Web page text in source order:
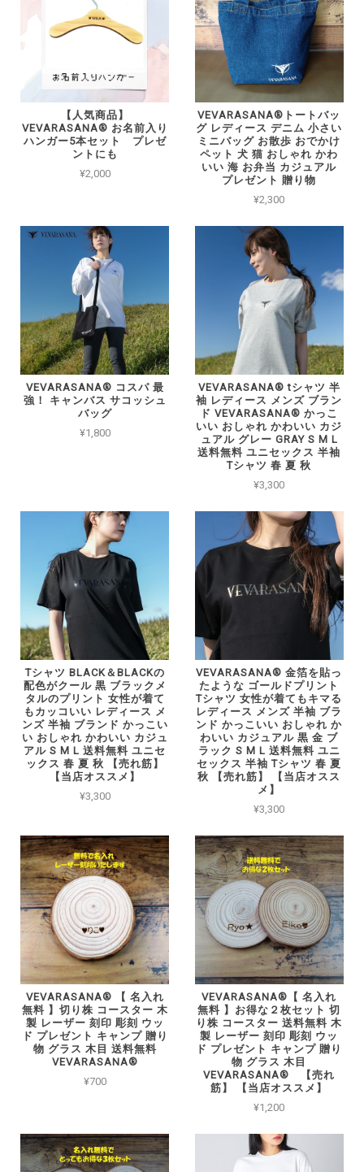
【人気商品】
VEVARASANA®︎ お名前入り
ハンガー5本セット プレゼ
ントにも
¥2,000
VEVARASANA®︎トートバッ
グ レディース デニム 小さい
ミニバッグ お散歩 おでかけ
ペット 犬 猫 おしゃれ かわ
いい 海 お弁当 カジュアル
プレゼント 贈り物
¥2,300
VEVARASANA®︎ コスパ 最
強！ キャンバス サコッシュ
バッグ
¥1,800
VEVARASANA®︎ tシャツ 半
袖 レディース メンズ ブラン
ド VEVARASANA® かっこ
いい おしゃれ かわいい カジ
ュアル グレー GRAY S M L
送料無料 ユニセックス 半袖
Tシャツ 春 夏 秋
¥3,300
Tシャツ BLACK＆BLACKの
配色がクール 黒 ブラックメ
タルのプリント 女性が着て
もカッコいい レディース メ
ンズ 半袖 ブランド かっこい
い おしゃれ かわいい カジュ
アル S M L 送料無料 ユニセ
ックス 春 夏 秋 【売れ筋】
【当店オススメ】
¥3,300
VEVARASANA®︎ 金箔を貼っ
たような ゴールドプリント
Tシャツ 女性が着てもキマる
レディース メンズ 半袖 ブラ
ンド かっこいい おしゃれ か
わいい カジュアル 黒 金 ブ
ラック S M L 送料無料 ユニ
セックス 半袖 Tシャツ 春 夏
秋 【売れ筋】 【当店オスス
メ】
¥3,300
VEVARASANA®︎ 【 名入れ
無料 】切り株 コースター 木
製 レーザー 刻印 彫刻 ウッ
ド プレゼント キャンプ 贈り
物 グラス 木目 送料無料
VEVARASANA®
¥700
VEVARASANA®︎【 名入れ
無料 】お得な２枚セット 切
り株 コースター 送料無料 木
製 レーザー 刻印 彫刻 ウッ
ド プレゼント キャンプ 贈り
物 グラス 木目
VEVARASANA® 【売れ
筋】 【当店オススメ】
¥1,200